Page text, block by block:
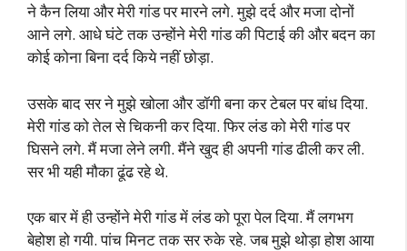
ने कैन लिया और मेरी गांड पर मारने लगे. मुझे दर्द और मजा दोनों
आने लगे. आधे घंटे तक उन्होंने मेरी गांड की पिटाई की और बदन का
कोई कोना बिना दर्द किये नहीं छोड़ा.
उसके बाद सर ने मुझे खोला और डॉगी बना कर टेबल पर बांध दिया.
मेरी गांड को तेल से चिकनी कर दिया. फिर लंड को मेरी गांड पर
घिसने लगे. मैं मजा लेने लगी. मैंने खुद ही अपनी गांड ढीली कर ली.
सर भी यही मौका ढूंढ रहे थे.
एक बार में ही उन्होंने मेरी गांड में लंड को पूरा पेल दिया. मैं लगभग
बेहोश हो गयी. पांच मिनट तक सर रुके रहे. जब मुझे थोड़ा होश आया